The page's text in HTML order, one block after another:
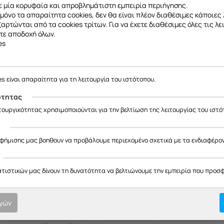
εξυπηρέτηση σε κάθε
κορυφαία και απροβλημάτιστη εμπειρία περιήγησης.
τα απαραίτητα cookies, δεν θα είναι πλέον διαθέσιμες κάποιες
από τα cookies τρίτων. Για να έχετε διαθέσιμες όλες τις
αποδοχή όλων.
είναι απαραίτητα για τη λειτουργία του ιστότοπου.
χρησιμοποιούνται για την βελτίωση της λειτουργίας του
μας βοηθουν να προβάλουμε περιεχομένο σχετικά με τα
μας δίνουν τη δυνατότητα να βελτιώνουμε την εμπειρία που
να σας ενημερώσουμε ότι η επιχείρησή μας θα παραμείνει κλειστή
έως και 18/08, λόγω καλοκαιρινών διακοπών.
Θα είμαστε ξανά κοντά σας από19/08.
ευχαριστούμε για την κατανόηση και σας ευχόμαστε καλό